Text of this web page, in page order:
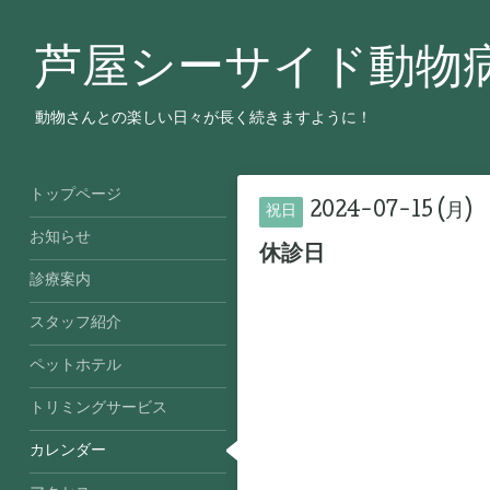
芦屋シーサイド動物
動物さんとの楽しい日々が長く続きますように！
祝日 2024-07-15 (月)
休診日
トップページ
お知らせ
診療案内
スタッフ紹介
ペットホテル
トリミングサービス
カレンダー